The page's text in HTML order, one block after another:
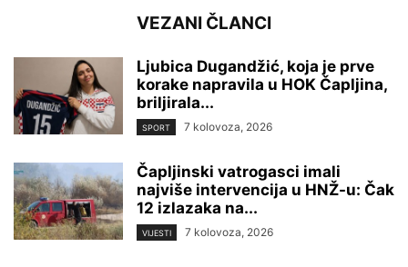
VEZANI ČLANCI
Ljubica Dugandžić, koja je prve
korake napravila u HOK Čapljina,
briljirala...
SPORT 7 kolovoza, 2026
Čapljinski vatrogasci imali
najviše intervencija u HNŽ-u: Čak
12 izlazaka na...
VIJESTI 7 kolovoza, 2026